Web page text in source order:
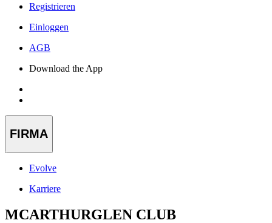
Registrieren
Einloggen
AGB
Download the App
FIRMA
Evolve
Karriere
MCARTHURGLEN CLUB